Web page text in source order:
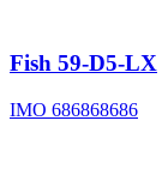
Fish 59-D5-LX
IMO 686868686